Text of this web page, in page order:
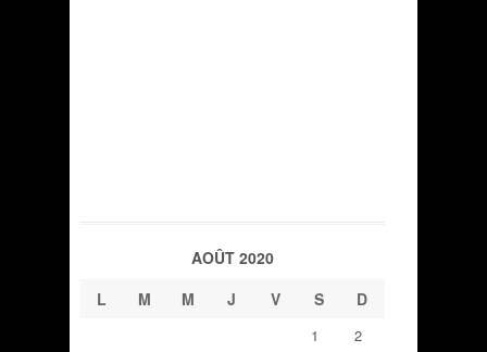
AOÛT 2020
L
M M J V S D
1
2